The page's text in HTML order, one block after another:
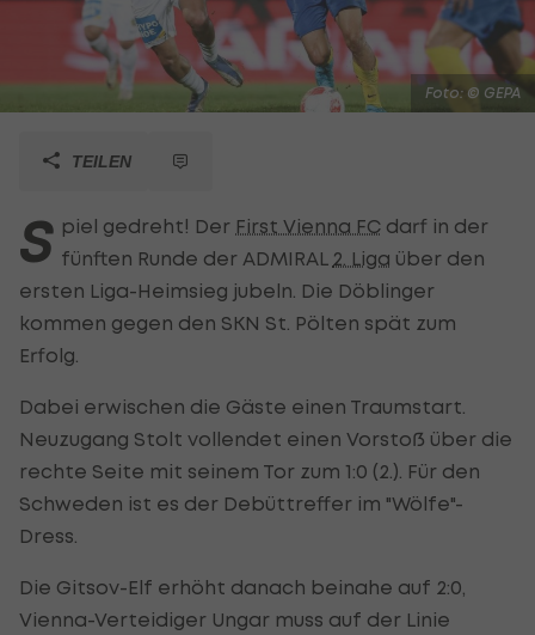
Foto: © GEPA
TEILEN
S piel gedreht! Der First Vienna FC darf in der
fünften Runde der ADMIRAL 2. Liga über den
ersten Liga-Heimsieg jubeln. Die Döblinger
kommen gegen den SKN St. Pölten spät zum
Erfolg.
Dabei erwischen die Gäste einen Traumstart.
Neuzugang Stolt vollendet einen Vorstoß über die
rechte Seite mit seinem Tor zum 1:0 (2.). Für den
Schweden ist es der Debüttreffer im "Wölfe"-
Dress.
Die Gitsov-Elf erhöht danach beinahe auf 2:0,
Vienna-Verteidiger Ungar muss auf der Linie